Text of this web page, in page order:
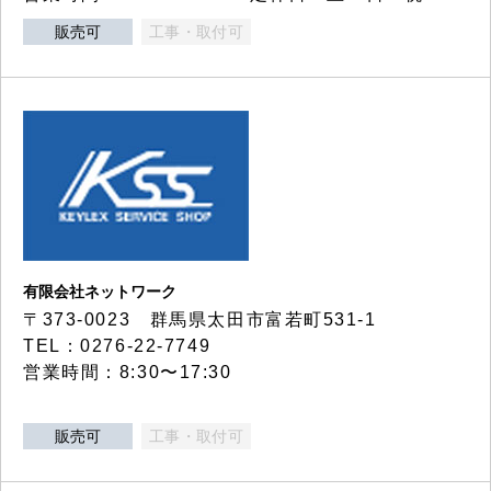
販売可 工事・取付可
有限会社ネットワーク
〒373-0023 群馬県太田市富若町531-1
TEL：0276-22-7749
営業時間：8:30〜17:30
販売可 工事・取付可